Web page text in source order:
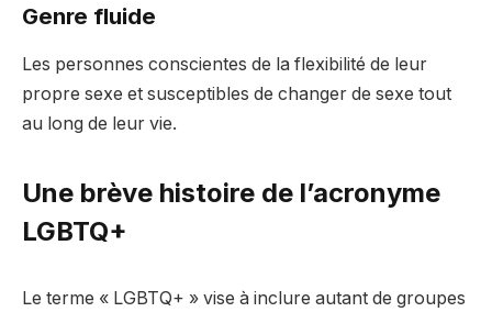
Genre fluide
Les personnes conscientes de la flexibilité de leur
propre sexe et susceptibles de changer de sexe tout
au long de leur vie.
Une brève histoire de l’acronyme
LGBTQ+
Le terme « LGBTQ+ » vise à inclure autant de groupes